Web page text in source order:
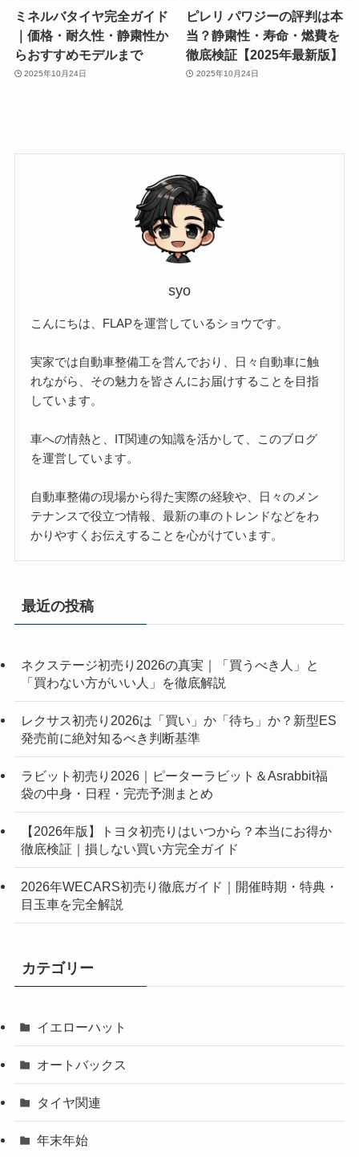
ミネルバタイヤ完全ガイド
｜価格・耐久性・静粛性か
らおすすめモデルまで
2025年10月24日
ピレリ パワジーの評判は本
当？静粛性・寿命・燃費を
徹底検証【2025年最新版】
2025年10月24日
syo
こんにちは、FLAPを運営しているショウです。
実家では自動車整備工を営んでおり、日々自動車に触
れながら、その魅力を皆さんにお届けすることを目指
しています。
車への情熱と、IT関連の知識を活かして、このブログ
を運営しています。
自動車整備の現場から得た実際の経験や、日々のメン
テナンスで役立つ情報、最新の車のトレンドなどをわ
かりやすくお伝えすることを心がけています。
最近の投稿
ネクステージ初売り2026の真実｜「買うべき人」と
「買わない方がいい人」を徹底解説
レクサス初売り2026は「買い」か「待ち」か？新型ES
発売前に絶対知るべき判断基準
ラビット初売り2026｜ピーターラビット＆Asrabbit福
袋の中身・日程・完売予測まとめ
【2026年版】トヨタ初売りはいつから？本当にお得か
徹底検証｜損しない買い方完全ガイド
2026年WECARS初売り徹底ガイド｜開催時期・特典・
目玉車を完全解説
カテゴリー
イエローハット
オートバックス
タイヤ関連
年末年始